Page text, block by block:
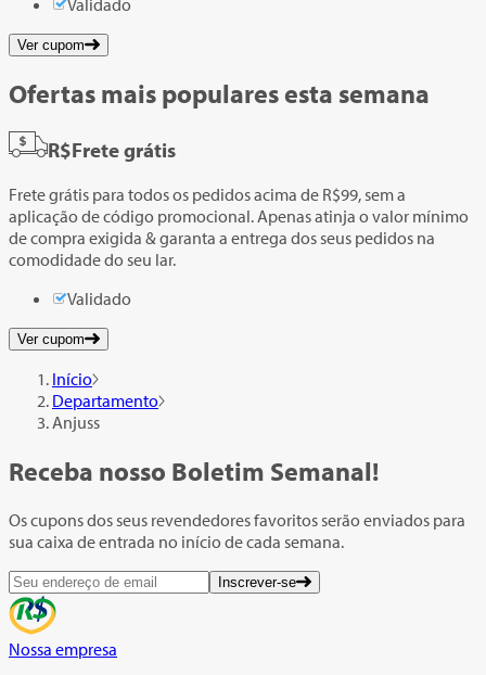
Ver cupom
Ofertas mais populares esta semana
R$Frete grátis
Frete grátis para todos os pedidos acima de R$99, sem a
aplicação de código promocional. Apenas atinja o valor mínimo
de compra exigida & garanta a entrega dos seus pedidos na
comodidade do seu lar.
Validado
Ver cupom
Início
Departamento
Anjuss
Receba nosso Boletim Semanal!
Os cupons dos seus revendedores favoritos serão enviados para
sua caixa de entrada no início de cada semana.
Inscrever-se
Nossa empresa